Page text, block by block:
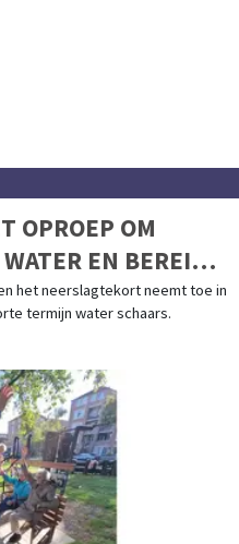
OPROEP OM
EN BEREIDT
VOOR
het neerslagtekort neemt toe in
termijn water schaars.